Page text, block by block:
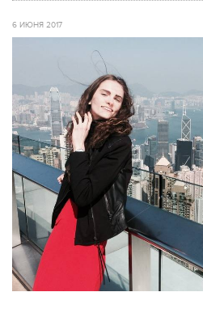
6 ИЮНЯ 2017